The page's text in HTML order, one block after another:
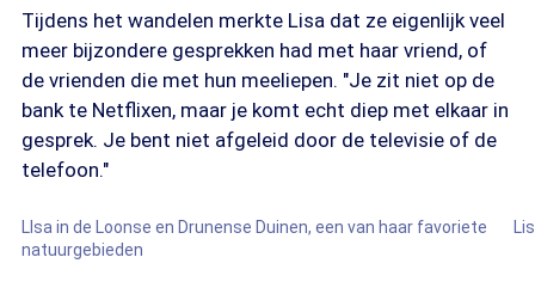
Tijdens het wandelen merkte Lisa dat ze eigenlijk veel
meer bijzondere gesprekken had met haar vriend, of
de vrienden die met hun meeliepen. "Je zit niet op de
bank te Netflixen, maar je komt echt diep met elkaar in
gesprek. Je bent niet afgeleid door de televisie of de
telefoon."
LIsa in de Loonse en Drunense Duinen, een van haar favoriete
natuurgebieden